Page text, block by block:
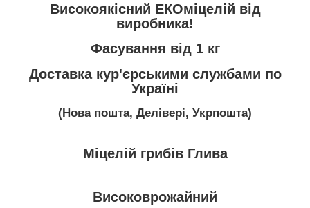
Високоякісний ЕКОміцелій від
виробника!
Фасування від 1 кг
Доставка кур'єрськими службами по
Україні
(Нова пошта, Делівері, Укрпошта)
Міцелій грибів Глива
Високоврожайний